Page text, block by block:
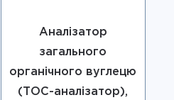
Аналізатор
загального
органічного вуглецю
(ТОС-аналізатор),